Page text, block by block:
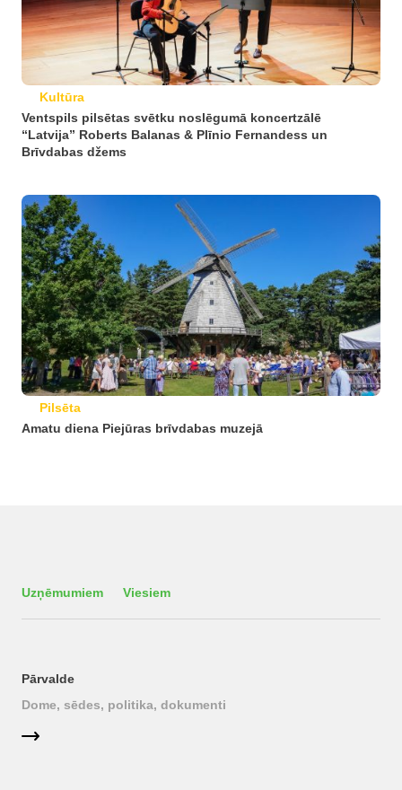
Kultūra
Ventspils pilsētas svētku noslēgumā koncertzālē
“Latvija” Roberts Balanas & Plīnio Fernandess un
Brīvdabas džems
Pilsēta
Amatu diena Piejūras brīvdabas muzejā
Uzņēmumiem Viesiem
Pārvalde
Dome, sēdes, politika, dokumenti